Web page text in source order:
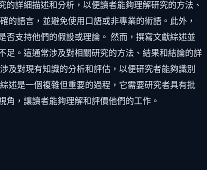
詳細描述和分析，以便讀者能夠理解研究的方法、
的語言，並避免使用口語或非專業的術語。此外，
支持他們的假設或理論。 然而，撰寫文獻綜述並
足。這通常涉及對相關研究的方法、結果和結論的詳
及對現有知識的分析和評估，以便研究者能夠識別
述是一個複雜但重要的過程，它需要研究者具有批
，讓讀者能夠理解和評價他們的工作。